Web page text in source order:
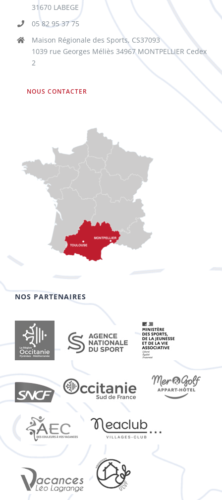
31670 LABEGE
05 82 95 37 75
Maison Régionale des Sports, CS37093
1039 rue Georges Méliès 34967 MONTPELLIER Cedex
2
NOUS CONTACTER
NOS PARTENAIRES